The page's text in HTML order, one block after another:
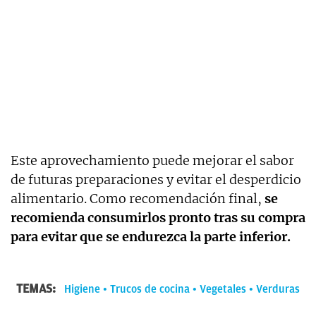
Este aprovechamiento puede mejorar el sabor
de futuras preparaciones y evitar el desperdicio
alimentario. Como recomendación final, se
recomienda consumirlos pronto tras su compra
para evitar que se endurezca la parte inferior.
TEMAS: Higiene Trucos de cocina Vegetales Verduras